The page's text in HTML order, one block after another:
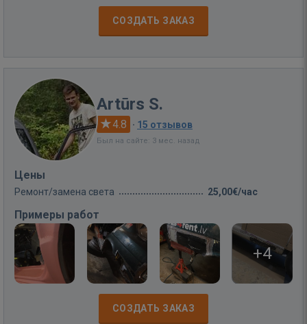
СОЗДАТЬ ЗАКАЗ
Artūrs S.
4.8 · 15 отзывов
Был на сайте: 3 мес. назад
Цены
Ремонт/замена света 25,00€/час
Примеры работ
+4
СОЗДАТЬ ЗАКАЗ